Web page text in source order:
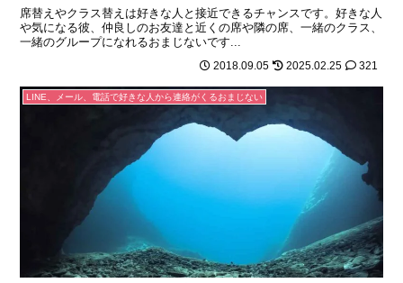
席替えやクラス替えは好きな人と接近できるチャンスです。好きな人
や気になる彼、仲良しのお友達と近くの席や隣の席、一緒のクラス、
一緒のグループになれるおまじないです...
2018.09.05 2025.02.25 321
LINE、メール、電話で好きな人から連絡がくるおまじない